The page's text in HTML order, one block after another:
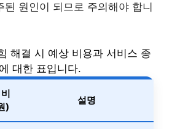
된 원인이 되므로 주의해야 합니
해결 시 예상 비용과 서비스 종
대한 표입니다.
)
설명